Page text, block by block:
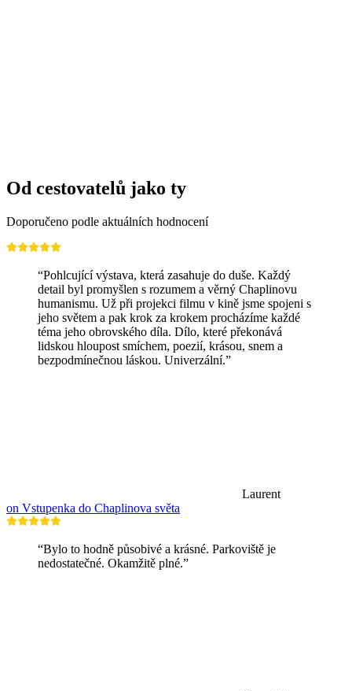
Od cestovatelů jako ty
Doporučeno podle aktuálních hodnocení
“Pohlcující výstava, která zasahuje do duše. Každý
detail byl promyšlen s rozumem a věrný Chaplinovu
humanismu. Už při projekci filmu v kině jsme spojeni s
jeho světem a pak krok za krokem procházíme každé
téma jeho obrovského díla. Dílo, které překonává
lidskou hloupost smíchem, poezií, krásou, snem a
bezpodmínečnou láskou. Univerzální.”
Laurent
on Vstupenka do Chaplinova světa
“Bylo to hodně působivé a krásné. Parkoviště je
nedostatečné. Okamžitě plné.”